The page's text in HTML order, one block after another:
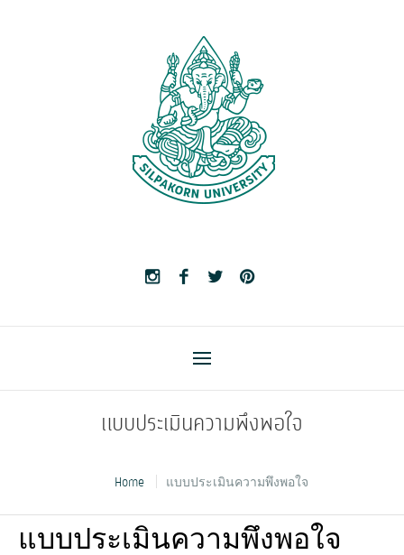
แบบประเมินความพึงพอใจ
Home แบบประเมินความพึงพอใจ